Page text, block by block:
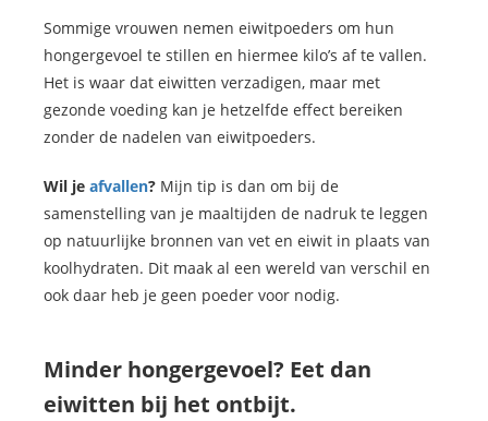
Sommige vrouwen nemen eiwitpoeders om hun
hongergevoel te stillen en hiermee kilo’s af te vallen.
Het is waar dat eiwitten verzadigen, maar met
gezonde voeding kan je hetzelfde effect bereiken
zonder de nadelen van eiwitpoeders.
Wil je afvallen? Mijn tip is dan om bij de
samenstelling van je maaltijden de nadruk te leggen
op natuurlijke bronnen van vet en eiwit in plaats van
koolhydraten. Dit maak al een wereld van verschil en
ook daar heb je geen poeder voor nodig.
Minder hongergevoel? Eet dan
eiwitten bij het ontbijt.